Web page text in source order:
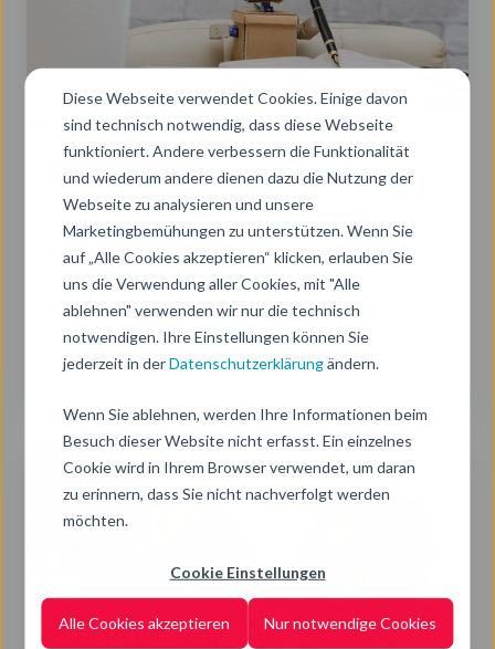
Diese Webseite verwendet Cookies. Einige davon
sind technisch notwendig, dass diese Webseite
funktioniert. Andere verbessern die Funktionalität
und wiederum andere dienen dazu die Nutzung der
Webseite zu analysieren und unsere
Marketingbemühungen zu unterstützen. Wenn Sie
auf „Alle Cookies akzeptieren“ klicken, erlauben Sie
uns die Verwendung aller Cookies, mit "Alle
ablehnen" verwenden wir nur die technisch
notwendigen. Ihre Einstellungen können Sie
jederzeit in derDatenschutzerklärungändern.
Wenn Sie ablehnen, werden Ihre Informationen beim
Besuch dieser Website nicht erfasst. Ein einzelnes
Cookie wird in Ihrem Browser verwendet, um daran
zu erinnern, dass Sie nicht nachverfolgt werden
möchten.
Cookie Einstellungen
Alle Cookies akzeptieren Nur notwendige Cookies
ihre
Finanzen
optimieren
könnenBusiness Processes
Prozessautomatisierung im
Controlling: Wie Unternehmen durch
Technologie ihre Finanzen optimieren
können
Donnerstag, 04. Mai 2023 4 Min. Lesezeit
erster
Network
(USN)